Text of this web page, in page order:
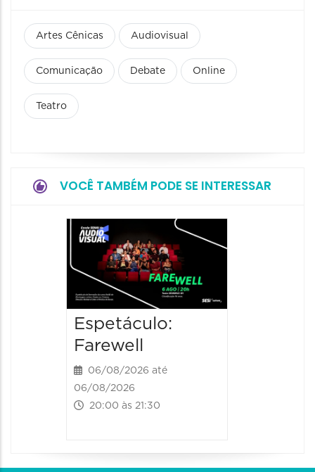
Artes Cênicas Audiovisual
Comunicação Debate Online
Teatro
VOCÊ TAMBÉM PODE SE INTERESSAR
Espetáculo:
Farewell
06/08/2026 até
06/08/2026
20:00 às 21:30